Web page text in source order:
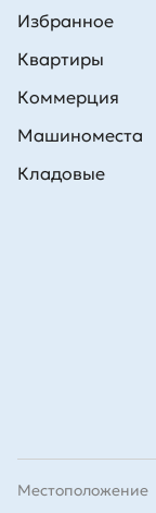
Избранное
Квартиры
Коммерция
Машиноместа
Кладовые
Местоположение